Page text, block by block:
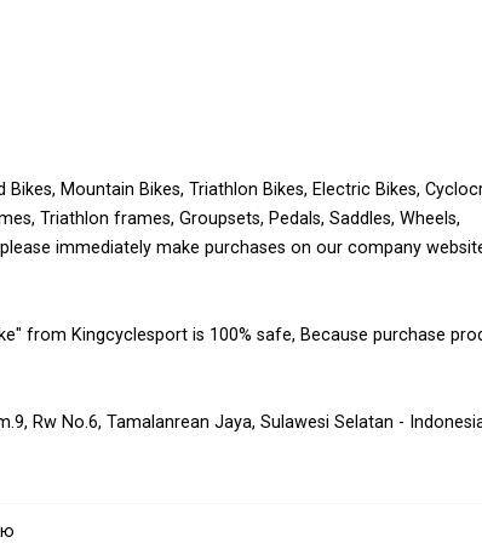
Mountain Bikes, Triathlon Bikes, Electric Bikes,
Triathlon frames, Groupsets, Pedals, Saddles, Wheels,
immediately make purchases on our company
from Kingcyclesport is 100% safe, Because purchase
Rw No.6, Tamalanrean Jaya, Sulawesi Selatan -
the website : kingcyclesport.com